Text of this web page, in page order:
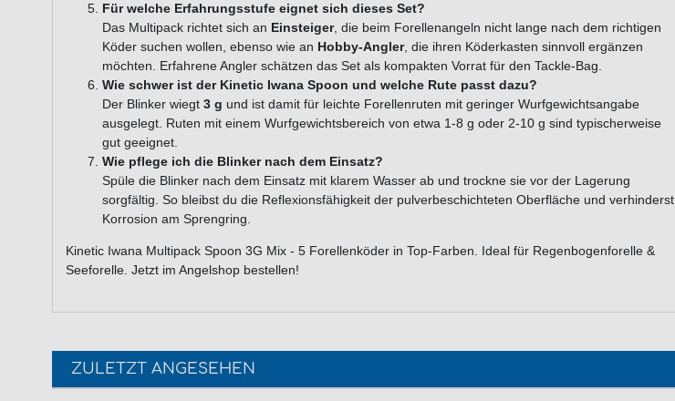
Für welche Erfahrungsstufe eignet sich dieses Set?
Das Multipack richtet sich an Einsteiger, die beim Forellenangeln nicht lange nach dem richtigen
Köder suchen wollen, ebenso wie an Hobby-Angler, die ihren Köderkasten sinnvoll ergänzen
möchten. Erfahrene Angler schätzen das Set als kompakten Vorrat für den Tackle-Bag.
Wie schwer ist der Kinetic Iwana Spoon und welche Rute passt dazu?
Der Blinker wiegt 3 g und ist damit für leichte Forellenruten mit geringer Wurfgewichtsangabe
ausgelegt. Ruten mit einem Wurfgewichtsbereich von etwa 1-8 g oder 2-10 g sind typischerweise
gut geeignet.
Wie pflege ich die Blinker nach dem Einsatz?
Spüle die Blinker nach dem Einsatz mit klarem Wasser ab und trockne sie vor der Lagerung
sorgfältig. So bleibst du die Reflexionsfähigkeit der pulverbeschichteten Oberfläche und verhinderst
Korrosion am Sprengring.
Kinetic Iwana Multipack Spoon 3G Mix - 5 Forellenköder in Top-Farben. Ideal für Regenbogenforelle &
Seeforelle. Jetzt im Angelshop bestellen!
ZULETZT ANGESEHEN